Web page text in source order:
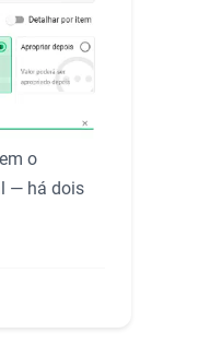
o
— há dois